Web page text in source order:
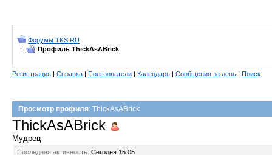
Форумы TKS.RU
Профиль ThickAsABrick
Регистрация | Справка | Пользователи | Календарь | Сообщения за день | Поиск
Просмотр профиля: ThickAsABrick
ThickAsABrick
Мудрец
Последняя активность: Сегодня 15:05